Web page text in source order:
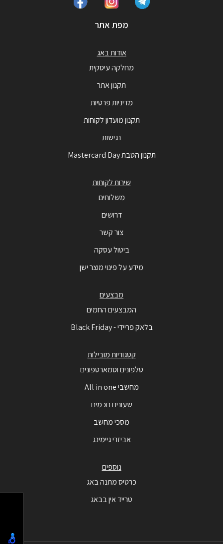
מפת אתר
אודות באג
מחלקה עיסקית
תקנון אתר
מדיניות פרטיות
תקנון מועדון לקוחות
נגישות
תקנון הטבת Mastercard Day
שירות לקוחות
משלוחים
דרושים
צור קשר
ביטול עסקה
מידע על פינוי מוצר ישן
מבצעים
המבצעים החמים
בלאק פריידי - Black Friday
קטגוריות מובילות
טלפונים וסמארטפונים
מחשבי All in one
שעונים חכמים
מסכי מחשב
אביזרי גיימינג
נוספים
כרטיס מתנה באג
טרייד אין בבאג